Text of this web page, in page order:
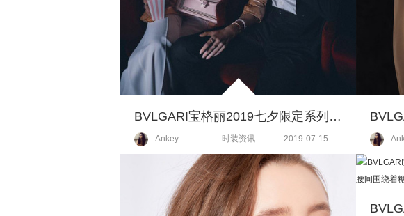
BVLGARI宝格丽2019七夕限定系列， 探测你的心动信号
Ankey 时装资讯 2019-07-15